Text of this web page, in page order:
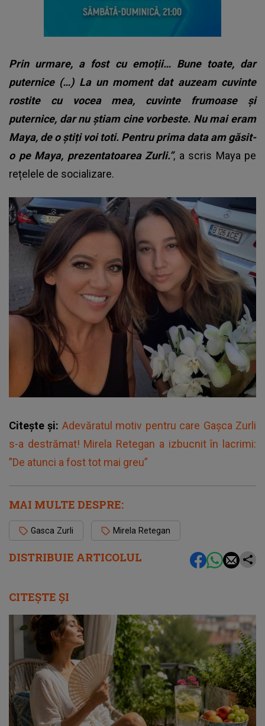
DISTRIBUIE ARTICOLUL
Prin urmare, a fost cu emoții… Bune toate, dar
puternice (…) La un moment dat auzeam cuvinte
rostite cu vocea mea, cuvinte frumoase și
puternice, dar nu știam cine vorbeste. Nu mai eram
Maya, de o știți voi toti. Pentru prima data am găsit-
o pe Maya, prezentatoarea Zurli.”, a scris Maya pe
rețelele de socializare.
Citește și: Adevăratul motiv pentru care Gașca Zurli
s-a destrămat! Mirela Retegan a izbucnit în lacrimi:
”De atunci a fost tot mai greu”
MAI MULTE DESPRE:
Gasca Zurli Mirela Retegan
CITEȘTE ȘI